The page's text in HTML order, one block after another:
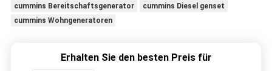
cummins Bereitschaftsgenerator
cummins Diesel genset
cummins Wohngeneratoren
Erhalten Sie den besten Preis für